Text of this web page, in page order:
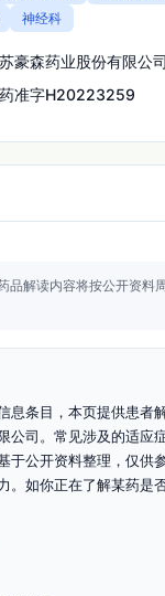
神经科
豪森药业股份有限公司
准字H20223259
品解读内容将按公开资料
息条目，本页提供患者
公司。常见涉及的适应
于公开资料整理，仅供
。如你正在了解某药是